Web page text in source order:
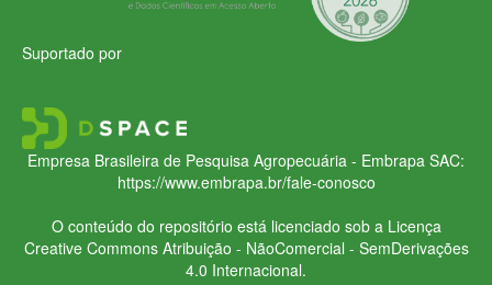
Suportado por
Empresa Brasileira de Pesquisa Agropecuária - Embrapa SAC:
https://www.embrapa.br/fale-conosco
O conteúdo do repositório está licenciado sob a Licença
Creative CommonsAtribuição - NãoComercial - SemDerivações
4.0 Internacional.